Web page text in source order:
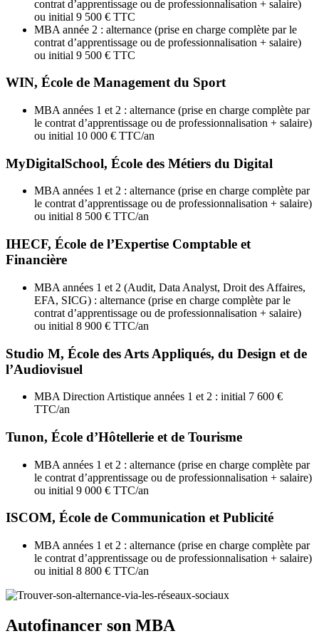
contrat d’apprentissage ou de professionnalisation + salaire)
ou initial 9 500 € TTC
MBA année 2 : alternance (prise en charge complète par le
contrat d’apprentissage ou de professionnalisation + salaire)
ou initial 9 500 € TTC
WIN, École de Management du Sport
MBA années 1 et 2 : alternance (prise en charge complète par
le contrat d’apprentissage ou de professionnalisation + salaire)
ou initial 10 000 € TTC/an
MyDigitalSchool, École des Métiers du Digital
MBA années 1 et 2 : alternance (prise en charge complète par
le contrat d’apprentissage ou de professionnalisation + salaire)
ou initial 8 500 € TTC/an
IHECF, École de l’Expertise Comptable et
Financière
MBA années 1 et 2 (Audit, Data Analyst, Droit des Affaires,
EFA, SICG) : alternance (prise en charge complète par le
contrat d’apprentissage ou de professionnalisation + salaire)
ou initial 8 900 € TTC/an
Studio M, École des Arts Appliqués, du Design et de
l’Audiovisuel
MBA Direction Artistique années 1 et 2 : initial 7 600 €
TTC/an
Tunon, École d’Hôtellerie et de Tourisme
MBA années 1 et 2 : alternance (prise en charge complète par
le contrat d’apprentissage ou de professionnalisation + salaire)
ou initial 9 000 € TTC/an
ISCOM, École de Communication et Publicité
MBA années 1 et 2 : alternance (prise en charge complète par
le contrat d’apprentissage ou de professionnalisation + salaire)
ou initial 8 800 € TTC/an
Autofinancer son MBA